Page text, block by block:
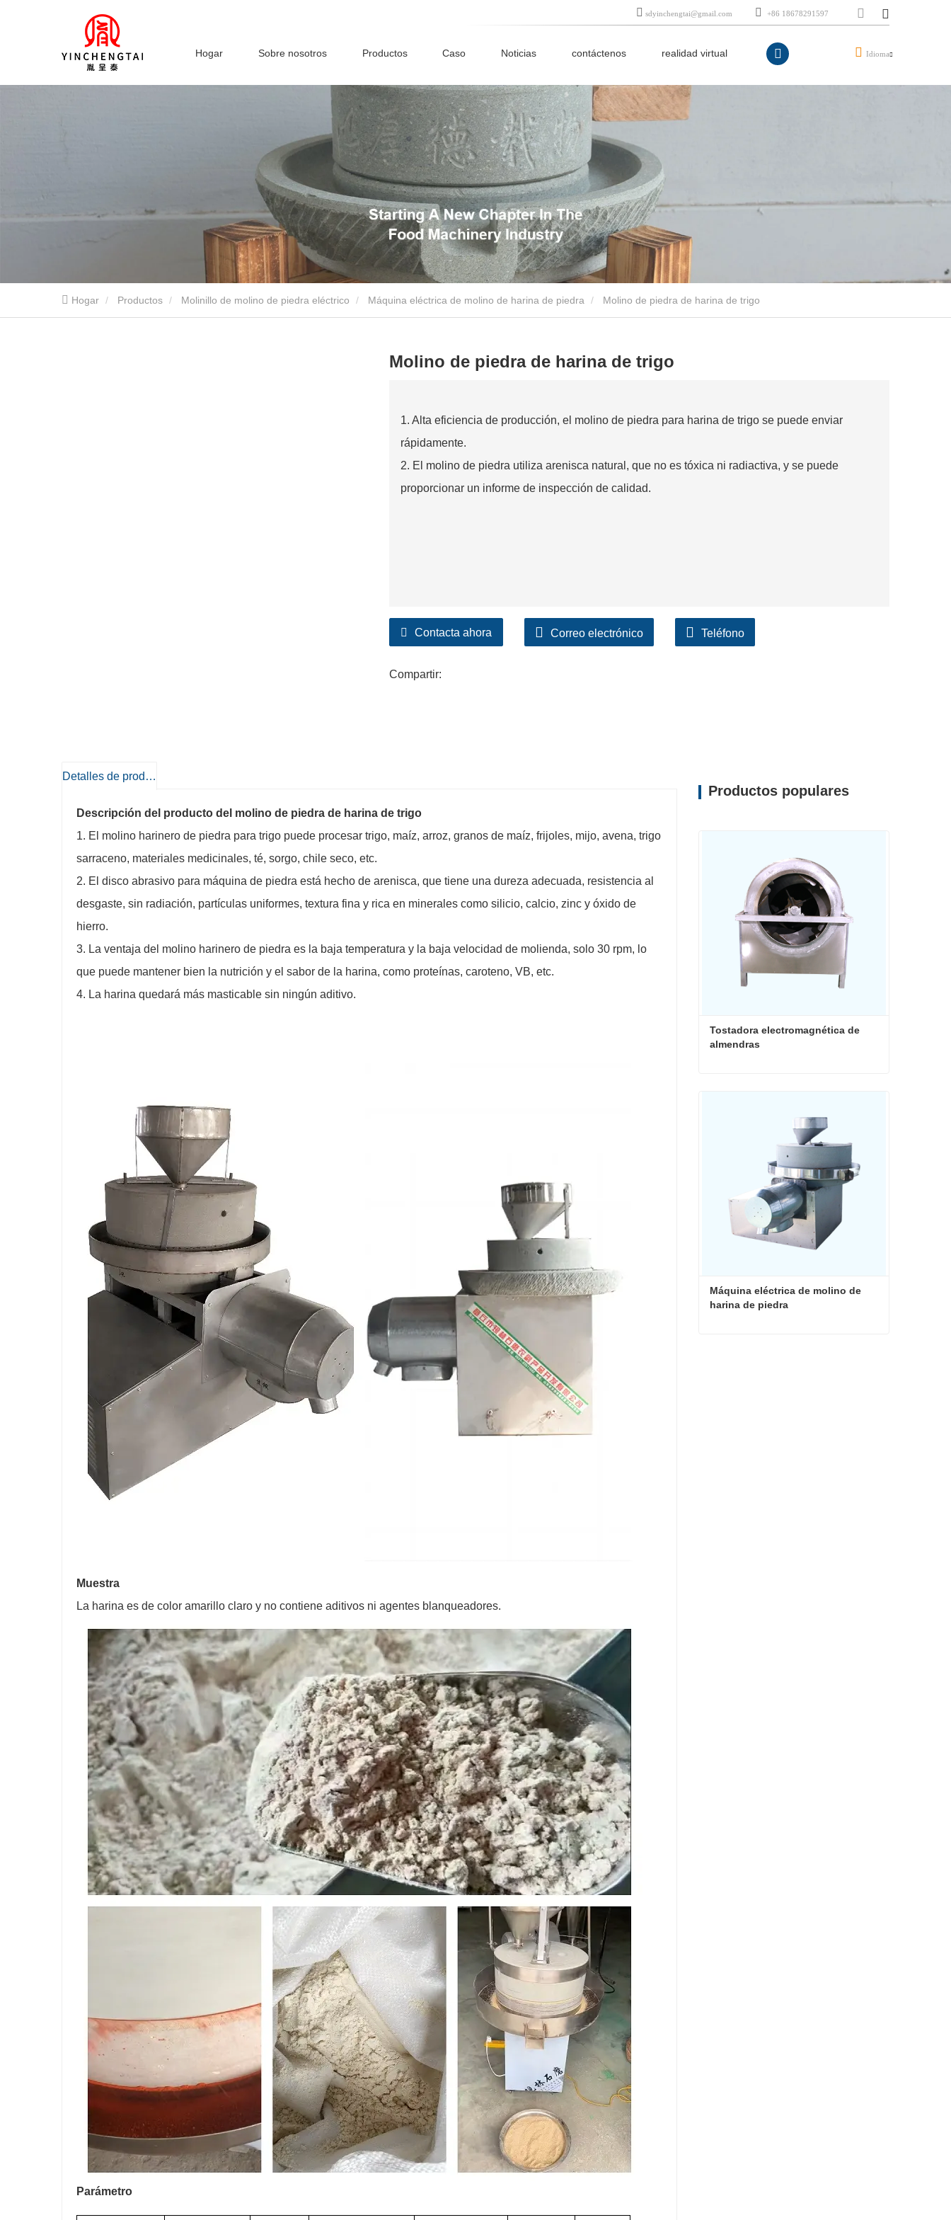
Hogar Sobre nosotros Productos Caso Noticias contáctenos realidad virtual
sdyinchengtai@gmail.com +86 18678291597
Idioma
Hogar Productos Molinillo de molino de piedra eléctrico Máquina eléctrica de molino de harina de piedra Molino de piedra de harina de trigo
Molino de piedra de harina de trigo
1. Alta eficiencia de producción, el molino de piedra para harina de trigo se puede enviar
rápidamente.
2. El molino de piedra utiliza arenisca natural, que no es tóxica ni radiactiva, y se puede
proporcionar un informe de inspección de calidad.
Contacta ahora Correo electrónico Teléfono
Compartir:
Detalles de producto
Descripción del producto del molino de piedra de harina de trigo
1. El molino harinero de piedra para trigo puede procesar trigo, maíz, arroz, granos de maíz, frijoles, mijo, avena, trigo
sarraceno, materiales medicinales, té, sorgo, chile seco, etc.
2. El disco abrasivo para máquina de piedra está hecho de arenisca, que tiene una dureza adecuada, resistencia al
desgaste, sin radiación, partículas uniformes, textura fina y rica en minerales como silicio, calcio, zinc y óxido de
hierro.
3. La ventaja del molino harinero de piedra es la baja temperatura y la baja velocidad de molienda, solo 30 rpm, lo
que puede mantener bien la nutrición y el sabor de la harina, como proteínas, caroteno, VB, etc.
4. La harina quedará más masticable sin ningún aditivo.
Muestra
La harina es de color amarillo claro y no contiene aditivos ni agentes blanqueadores.
Parámetro
Productos populares
Tostadora electromagnética de
almendras
Contacta ahora
Máquina eléctrica de molino de
harina de piedra